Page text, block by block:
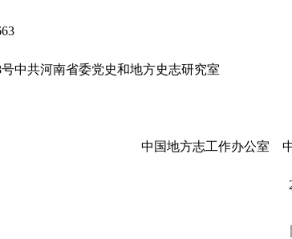
共河南省委党史和地方史志研究室
中国地方志工作办公室 中